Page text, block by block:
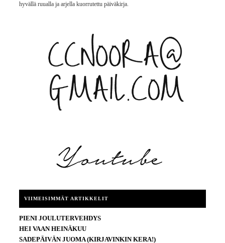
hyvällä ruualla ja arjella kuorrutettu päiväkirja.
VIIMEISIMMÄT ARTIKKELIT
PIENI JOULUTERVEHDYS
HEI VAAN HEINÄKUU
SADEPÄIVÄN JUOMA (KIRJAVINKIN KERA!)